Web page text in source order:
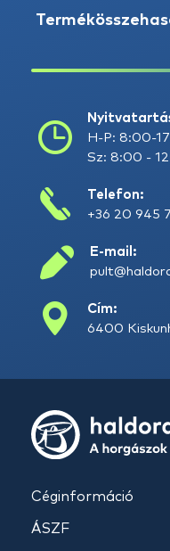
H-P: 8:00-
Sz: 8:00 -
Telefon:
+36 20 945
E-mail:
Cím:
6400
Céginformáció
ÁSZF